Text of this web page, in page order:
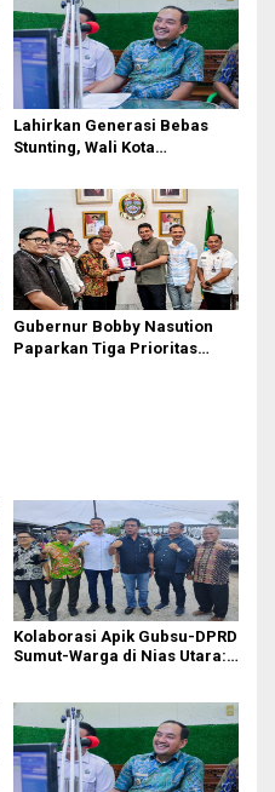
Lahirkan Generasi Bebas
Stunting, Wali Kota
Optimalisasi SP3 Catin
Gubernur Bobby Nasution
Paparkan Tiga Prioritas
Kolaborasi Apik Gubsu-DPRD
Sumut-Warga di Nias Utara: